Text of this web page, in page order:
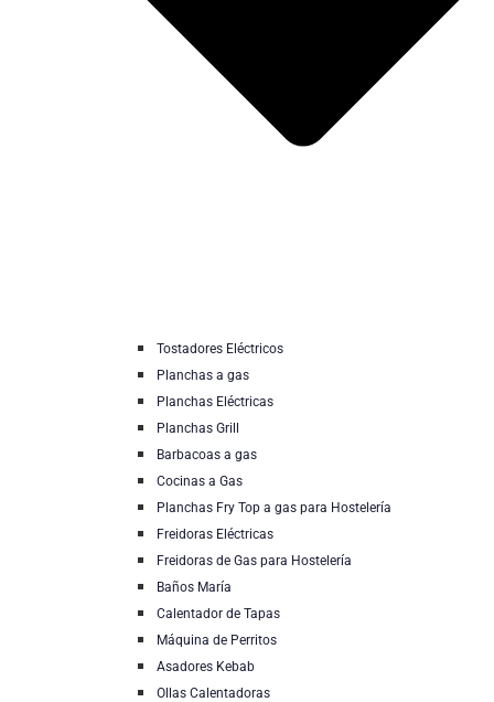
Tostadores Eléctricos
Planchas a gas
Planchas Eléctricas
Planchas Grill
Barbacoas a gas
Cocinas a Gas
Planchas Fry Top a gas para Hostelería
Freidoras Eléctricas
Freidoras de Gas para Hostelería
Baños María
Calentador de Tapas
Máquina de Perritos
Asadores Kebab
Ollas Calentadoras